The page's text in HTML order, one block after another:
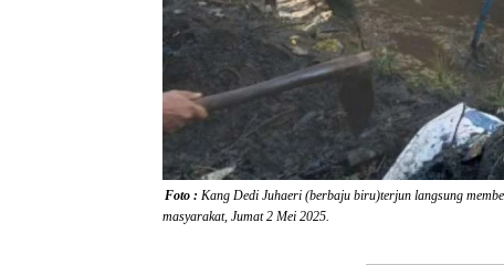
Foto : Kang Dedi Juhaeri (berbaju biru)terjun langsung
masyarakat, Jumat 2 Mei 2025.